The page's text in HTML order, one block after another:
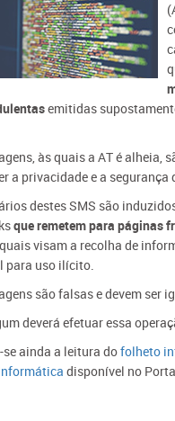
emitidas
às quais a AT é alheia,
a privacidade e a segurança
destes SMS são
que remetem para páginas
visam a recolha de
para uso ilícito.
são falsas e devem ser
deverá efetuar essa
se ainda a leitura dofolheto
disponível no